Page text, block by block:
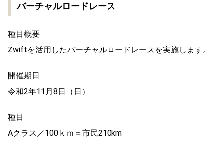
バーチャルロードレース
種目概要
Zwiftを活用したバーチャルロードレースを実施します。
開催期日
令和2年11月8日（日）
種目
Aクラス／100ｋｍ＝市民210km